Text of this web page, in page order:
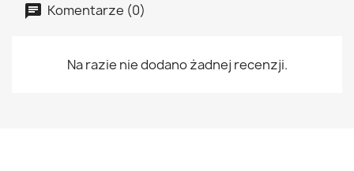
Komentarze (0)
Na razie nie dodano żadnej recenzji.